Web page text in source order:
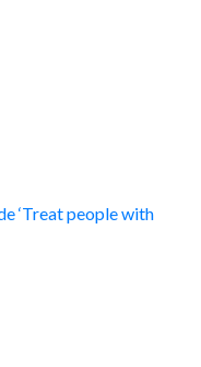
‘Treat people with